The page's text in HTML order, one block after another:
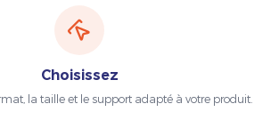
Choisissez
la taille et le support adapté à votre produit.